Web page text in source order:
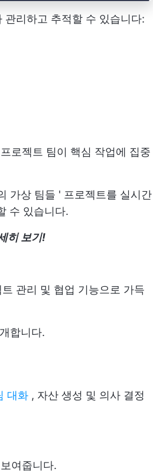
관리하고 추적할 수 있습니다:
로젝트 팀이 핵심 작업에 집중
가상 팀들 ' 프로젝트를 실시간
수 있습니다.
히 보기!
관리 및 협업 기능으로 가득
합니다.
대화 , 자산 생성 및 의사 결정
여줍니다.